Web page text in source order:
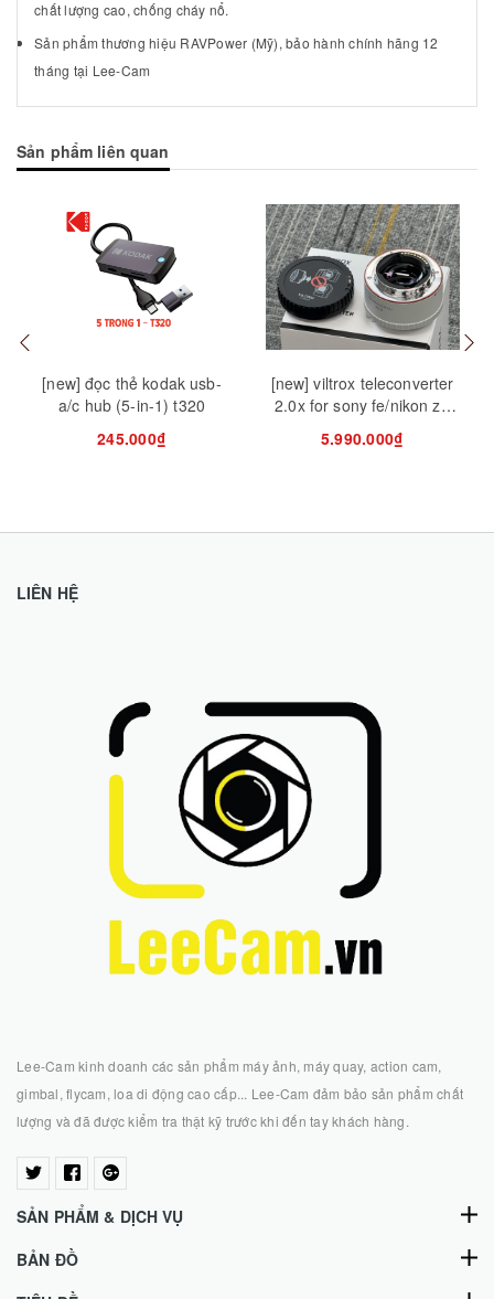
chất lượng cao, chống cháy nổ.
Sản phẩm thương hiệu RAVPower (Mỹ), bảo hành chính hãng 12
tháng tại Lee-Cam
Sản phẩm liên quan
[new] đọc thẻ kodak usb-
a/c hub (5-in-1) t320
245.000₫
[new] viltrox teleconverter
2.0x for sony fe/nikon z |
5.990.000₫
Mua hàng
LIÊN HỆ
Lee-Cam kinh doanh các sản phẩm máy ảnh, máy quay, action cam,
gimbal, flycam, loa di động cao cấp... Lee-Cam đảm bảo sản phẩm chất
lượng và đã được kiểm tra thật kỹ trước khi đến tay khách hàng.
SẢN PHẨM & DỊCH VỤ
BẢN ĐỒ